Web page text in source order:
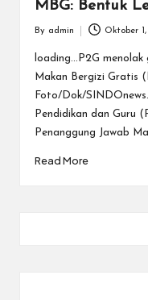
MBG: Bentuk
Posted
by
By admin Oktober
loading...P2G
Makan Bergizi Gratis
Foto/Dok/
Pendidikan dan Guru
Penanggung Jawab
Read More